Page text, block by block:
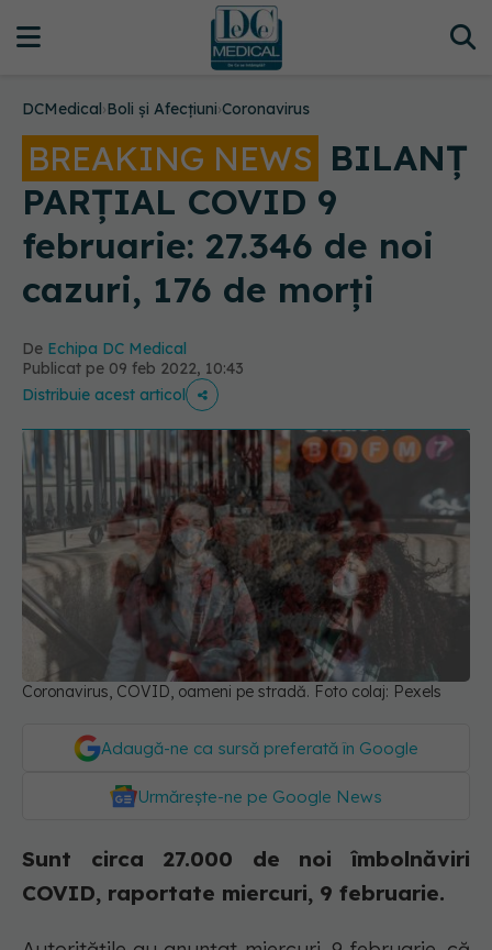
DCMedical›Boli și Afecțiuni›Coronavirus
BREAKING NEWS BILANȚ
PARȚIAL COVID 9
februarie: 27.346 de noi
cazuri, 176 de morți
De Echipa DC Medical
Publicat pe 09 feb 2022, 10:43
Distribuie acest articol
Coronavirus, COVID, oameni pe stradă. Foto colaj: Pexels
Adaugă-ne ca sursă preferată în Google
Urmărește-ne pe Google News
Sunt circa 27.000 de noi îmbolnăviri
COVID, raportate miercuri, 9 februarie.